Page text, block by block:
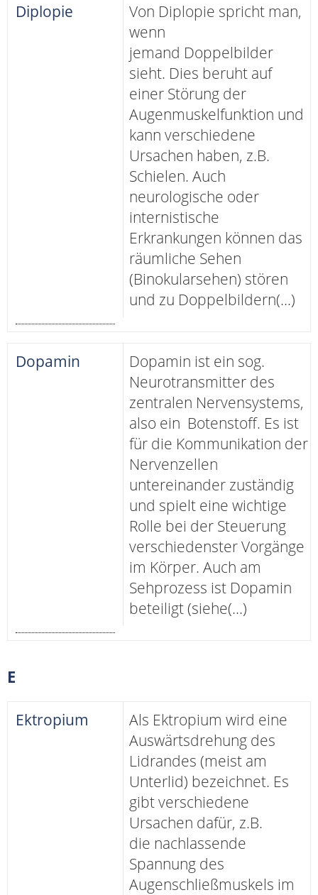
Diplopie
Von Diplopie spricht man,
wenn
jemand Doppelbilder
sieht. Dies beruht auf
einer Störung der
Augenmuskelfunktion und
kann verschiedene
Ursachen haben, z.B.
Schielen. Auch
neurologische oder
internistische
Erkrankungen können das
räumliche Sehen
(Binokularsehen) stören
und zu Doppelbildern(...)
Dopamin
Dopamin ist ein sog.
Neurotransmitter des
zentralen Nervensystems,
also ein Botenstoff. Es ist
für die Kommunikation der
Nervenzellen
untereinander zuständig
und spielt eine wichtige
Rolle bei der Steuerung
verschiedenster Vorgänge
im Körper. Auch am
Sehprozess ist Dopamin
beteiligt (siehe(...)
E
Ektropium
Als Ektropium wird eine
Auswärtsdrehung des
Lidrandes (meist am
Unterlid) bezeichnet. Es
gibt verschiedene
Ursachen dafür, z.B.
die nachlassende
Spannung des
Augenschließmuskels im